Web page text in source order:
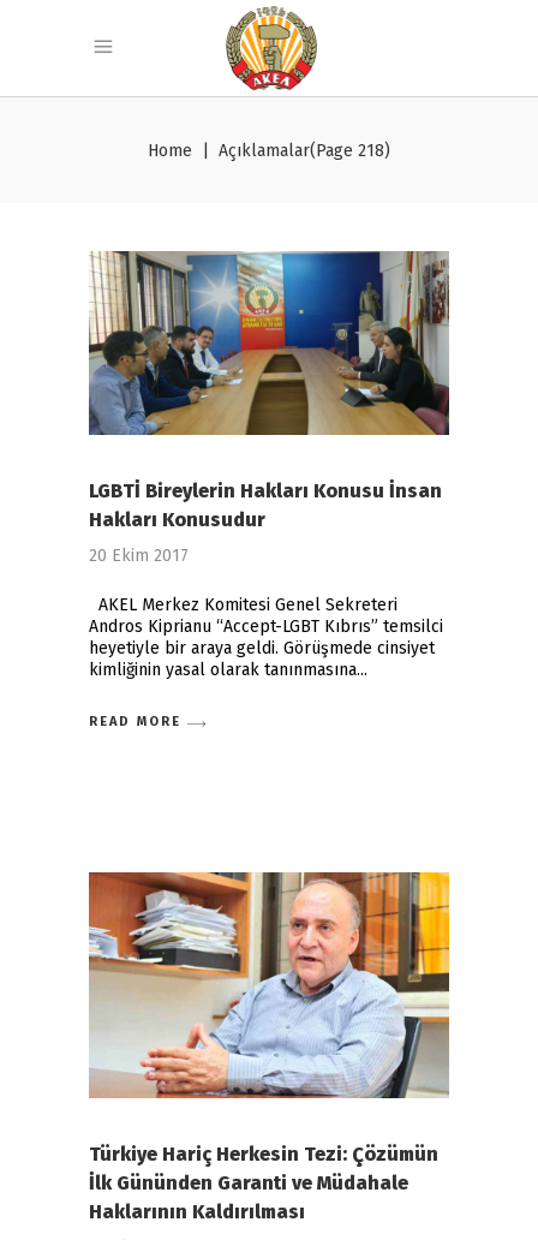
Home Açıklamalar(Page 218)
LGBTİ Bireylerin Hakları Konusu İnsan
Hakları Konusudur
20 Ekim 2017
AKEL Merkez Komitesi Genel Sekreteri
Andros Kiprianu “Accept-LGBT Kıbrıs” temsilci
heyetiyle bir araya geldi. Görüşmede cinsiyet
kimliğinin yasal olarak tanınmasına
READ MORE
Türkiye Hariç Herkesin Tezi: Çözümün
İlk Gününden Garanti ve Müdahale
Haklarının Kaldırılması